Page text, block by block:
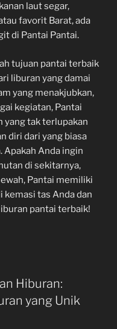
laut segar,
favorit Barat, ada
di Pantai Pantai.
tujuan pantai terbaik
liburan yang damai
yang menakjubkan,
kegiatan, Pantai
yang tak terlupakan
diri dari yang biasa
Apakah Anda ingin
di sekitarnya,
Pantai memiliki
kemasi tas Anda dan
pantai terbaik!
Hiburan:
yang Unik